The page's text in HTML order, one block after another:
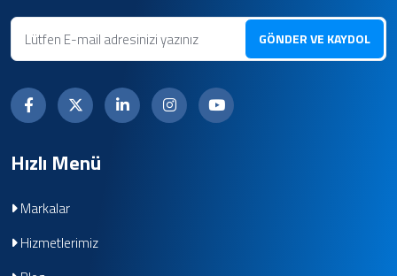
GÖNDER VE KAYDOL
Hızlı Menü
Markalar
Hizmetlerimiz